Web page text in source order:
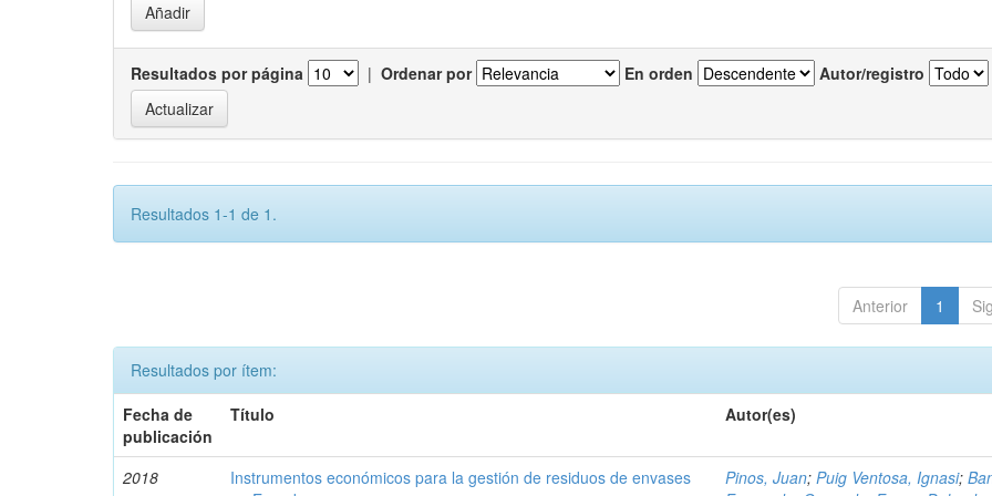
Resultados por página | Ordenar por En orden Autor/registro
Resultados 1-1 de 1.
Anterior 1
Resultados por ítem:
Fecha de
publicación
Título Autor(es)
2018
Instrumentos económicos para la gestión de residuos de envases
Pinos, Juan;Puig Ventosa, Ignasi;